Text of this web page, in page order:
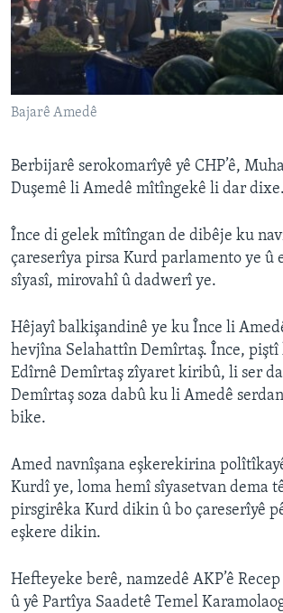
ÇAND Û HUNER
SERNIVÎS
FOLLOW US
Zimanên Din
Bajarê Amedê
Berbijarê serokomarîyê yê CHP’ê,
Duşemê li Amedê mîtîngekê li dar dixe.
Înce di gelek mîtîngan de dibêje ku
çareserîya pirsa Kurd parlamento ye û
sîyasî, mirovahî û dadwerî ye.
Hêjayî balkişandinê ye ku Înce li
hevjîna Selahattîn Demîrtaş. Înce,
Edîrnê Demîrtaş zîyaret kiribû, li ser
Demîrtaş soza dabû ku li Amedê
bike.
Amed navnîşana eşkerekirina
Kurdî ye, loma hemî sîyasetvan dema
pirsgirêka Kurd dikin û bo çareserîyê
eşkere dikin.
Hefteyeke berê, namzedê AKP’ê
û yê Partîya Saadetê Temel